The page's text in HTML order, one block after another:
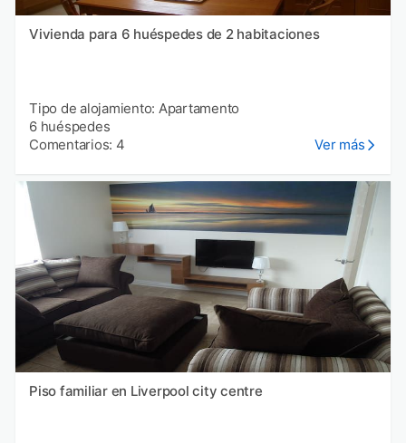
Vivienda para 6 huéspedes de 2 habitaciones
Tipo de alojamiento: Apartamento
6 huéspedes
Comentarios: 4
Ver más
Piso familiar en Liverpool city centre